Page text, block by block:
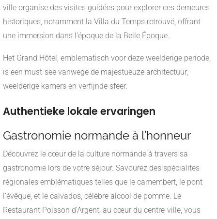
ville organise des visites guidées pour explorer ces demeures
historiques, notamment la Villa du Temps retrouvé, offrant
une immersion dans l’époque de la Belle Époque.
Het Grand Hôtel, emblematisch voor deze weelderige periode,
is een must-see vanwege de majestueuze architectuur,
weelderige kamers en verfijnde sfeer.
Authentieke lokale ervaringen
Gastronomie normande à l’honneur
Découvrez le cœur de la culture normande à travers sa
gastronomie lors de votre séjour. Savourez des spécialités
régionales emblématiques telles que le camembert, le pont
l’évêque, et le calvados, célèbre alcool de pomme. Le
Restaurant Poisson d’Argent, au cœur du centre-ville, vous